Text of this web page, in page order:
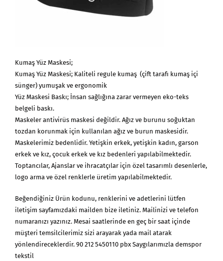
Kumaş Yüz Maskesi;
Kumaş Yüz Maskesi; Kaliteli regule kumaş (çift tarafı kumaş içi
sünger) yumuşak ve ergonomik
Yüz Maskesi Baskı; İnsan sağlığına zarar vermeyen eko-teks
belgeli baskı.
Maskeler antivirüs maskesi değildir. Ağız ve burunu soğuktan
tozdan korunmak için kullanılan ağız ve burun maskesidir.
Maskelerimiz bedenlidir. Yetişkin erkek, yetişkin kadın, garson
erkek ve kız, çocuk erkek ve kız bedenleri yapılabilmektedir.
Toptancılar, Ajanslar ve ihracatçılar için özel tasarımlı desenlerle,
logo arma ve özel renklerle üretim yapılabilmektedir.
Beğendiğiniz Ürün kodunu, renklerini ve adetlerini lütfen
iletişim sayfamızdaki mailden bize iletiniz. Mailinizi ve telefon
numaranızı yazınız. Mesai saatlerinde en geç bir saat içinde
müşteri temsilcilerimiz sizi arayarak yada mail atarak
yönlendireceklerdir. 90 212 5450110 pbx Saygılarımızla demspor
tekstil